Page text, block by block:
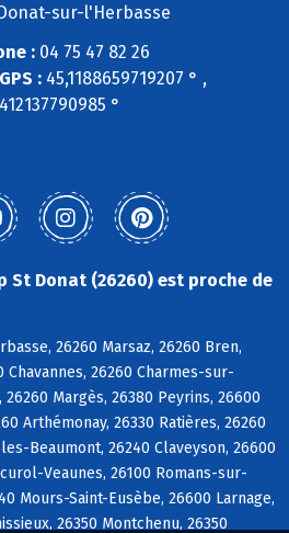
sur-l'Herbasse
: 04 75 47 82 26
:45,1188659719207 ° ,
°
St Donat (26260) est proche de
26260 Marsaz, 26260 Bren,
Chavannes, 26260 Charmes-sur-
Margès, 26380 Peyrins, 26600
Arthémonay, 26330 Ratières, 26260
Beaumont, 26240 Claveyson, 26600
Veaunes, 26100 Romans-sur-
Mours-Saint-Eusèbe, 26600 Larnage,
26350 Montchenu, 26350